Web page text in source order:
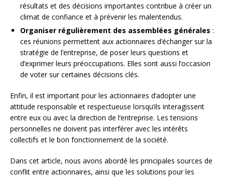
résultats et des décisions importantes contribue à créer un
climat de confiance et à prévenir les malentendus.
Organiser régulièrement des assemblées générales :
ces réunions permettent aux actionnaires d’échanger sur la
stratégie de l’entreprise, de poser leurs questions et
d’exprimer leurs préoccupations. Elles sont aussi l’occasion
de voter sur certaines décisions clés.
Enfin, il est important pour les actionnaires d’adopter une
attitude responsable et respectueuse lorsqu’ils interagissent
entre eux ou avec la direction de l’entreprise. Les tensions
personnelles ne doivent pas interférer avec les intérêts
collectifs et le bon fonctionnement de la société.
Dans cet article, nous avons abordé les principales sources de
conflit entre actionnaires, ainsi que les solutions pour les